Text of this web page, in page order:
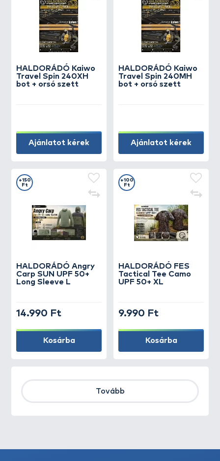
HALDORÁDÓ Kaiwo
Travel Spin 240XH
bot + orsó szett
Ajánlatot kérek
HALDORÁDÓ Kaiwo
Travel Spin 240MH
bot + orsó szett
Ajánlatot kérek
HALDORÁDÓ Angry
Carp SUN UPF 50+
Long Sleeve L
+150
Ft
14.990 Ft
Kosárba
HALDORÁDÓ FES
Tactical Tee Camo
UPF 50+ XL
+100
Ft
9.990 Ft
Kosárba
Tovább